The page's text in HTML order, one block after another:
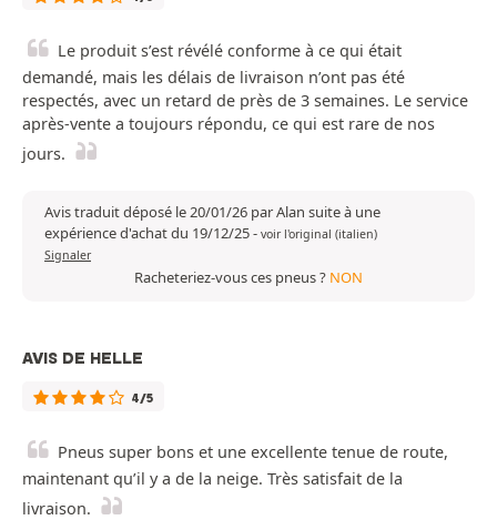
Le produit s’est révélé conforme à ce qui était
demandé, mais les délais de livraison n’ont pas été
respectés, avec un retard de près de 3 semaines. Le service
après-vente a toujours répondu, ce qui est rare de nos
jours.
Avis traduit déposé le 20/01/26 par Alan suite à une
expérience d'achat du 19/12/25- voir l'original (italien)
Signaler
Racheteriez-vous ces pneus ? NON
AVIS DE HELLE
4/5
Pneus super bons et une excellente tenue de route,
maintenant qu’il y a de la neige. Très satisfait de la
livraison.